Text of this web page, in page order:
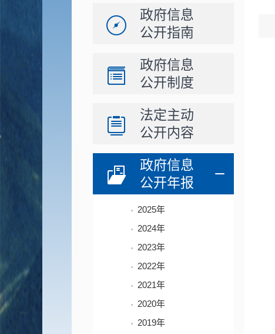
政府信息
公开指南
政府信息
公开制度
法定主动
公开内容
政府信息
公开年报
2025年
2024年
2023年
2022年
2021年
2020年
2019年